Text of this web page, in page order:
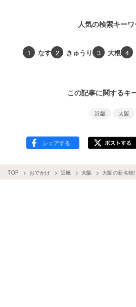
人気の検索キー
1 なす 2 きゅうり 3 大根 4
この記事に関するキ
近畿 大阪
TOP おでかけ 近畿 大阪 大阪の新名